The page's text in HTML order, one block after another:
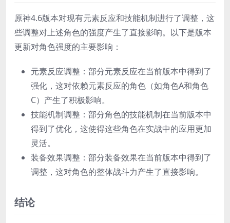
原神4.6版本对现有元素反应和技能机制进行了调整，这
些调整对上述角色的强度产生了直接影响。以下是版本
更新对角色强度的主要影响：
元素反应调整：部分元素反应在当前版本中得到了
强化，这对依赖元素反应的角色（如角色A和角色
C）产生了积极影响。
技能机制调整：部分角色的技能机制在当前版本中
得到了优化，这使得这些角色在实战中的应用更加
灵活。
装备效果调整：部分装备效果在当前版本中得到了
调整，这对角色的整体战斗力产生了直接影响。
结论